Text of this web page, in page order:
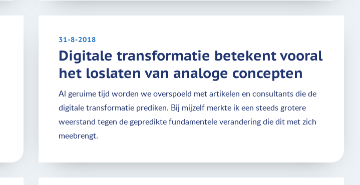
31-8-2018
Digitale transformatie betekent vooral
het loslaten van analoge concepten
Al geruime tijd worden we overspoeld met artikelen en consultants die de
digitale transformatie prediken. Bij mijzelf merkte ik een steeds grotere
weerstand tegen de gepredikte fundamentele verandering die dit met zich
meebrengt.